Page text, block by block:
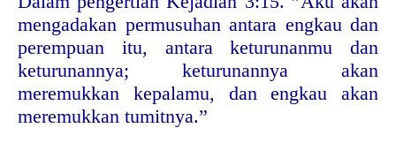
mengadakan permusuhan antara engkau dan
perempuan itu, antara keturunanmu dan
keturunannya; keturunannya akan
meremukkan kepalamu, dan engkau akan
meremukkan tumitnya.”